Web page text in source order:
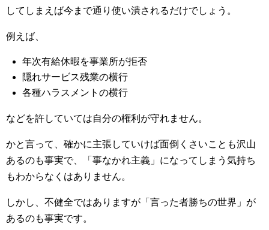
してしまえば今まで通り使い潰されるだけでしょう。
例えば、
年次有給休暇を事業所が拒否
隠れサービス残業の横行
各種ハラスメントの横行
などを許していては自分の権利が守れません。
かと言って、確かに主張していけば面倒くさいことも沢山
あるのも事実で、「事なかれ主義」になってしまう気持ち
もわからなくはありません。
しかし、不健全ではありますが「言った者勝ちの世界」が
あるのも事実です。